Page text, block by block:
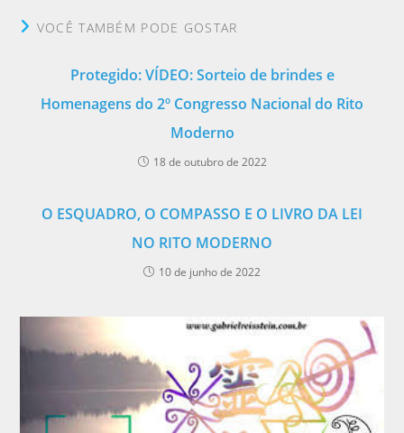
VOCÊ TAMBÉM PODE GOSTAR
Protegido: VÍDEO: Sorteio de brindes e
Homenagens do 2º Congresso Nacional do Rito
Moderno
18 de outubro de 2022
O ESQUADRO, O COMPASSO E O LIVRO DA LEI
NO RITO MODERNO
10 de junho de 2022